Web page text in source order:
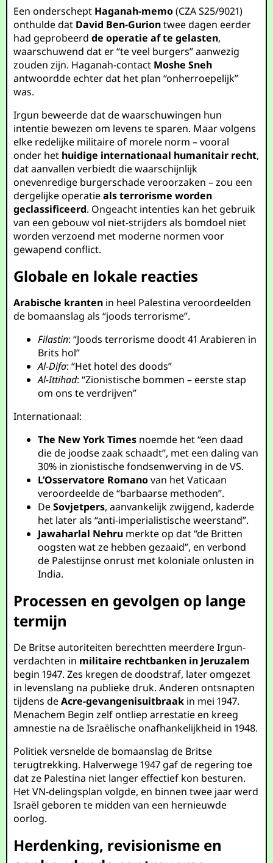
Een onderschept Haganah-memo(CZA S25/9021)
onthulde dat David Ben-Guriontwee dagen eerder
had geprobeerdde operatie af te gelasten,
waarschuwend dat er “te veel burgers” aanwezig
zouden zijn. Haganah-contact Moshe Sneh
antwoordde echter dat het plan “onherroepelijk”
was.
Irgun beweerde dat de waarschuwingen hun
intentie bewezen om levens te sparen. Maar volgens
elke redelijke militaire of morele norm – vooral
onder het huidige internationaal humanitair recht,
dat aanvallen verbiedt die waarschijnlijk
onevenredige burgerschade veroorzaken – zou een
dergelijke operatieals terrorisme worden
geclassificeerd. Ongeacht intenties kan het gebruik
van een gebouw vol niet-strijders als bomdoel niet
worden verzoend met moderne normen voor
gewapend conflict.
Globale en lokale reacties
Arabische kranten in heel Palestina veroordeelden
de bomaanslag als “joods terrorisme”.
Filastin: “Joods terrorisme doodt 41 Arabieren in
Brits hol”
Al-Difa: “Het hotel des doods”
Al-Ittihad: “Zionistische bommen – eerste stap
om ons te verdrijven”
Internationaal:
The New York Times noemde het “een daad
die de joodse zaak schaadt”, met een daling van
30% in zionistische fondsenwerving in de VS.
L’Osservatore Romanovan het Vaticaan
veroordeelde de “barbaarse methoden”.
DeSovjetpers, aanvankelijk zwijgend, kaderde
het later als “anti-imperialistische weerstand”.
Jawaharlal Nehru merkte op dat “de Britten
oogsten wat ze hebben gezaaid”, en verbond
de Palestijnse onrust met koloniale onlusten in
India.
Processen en gevolgen op lange
termijn
De Britse autoriteiten berechtten meerdere Irgun-
verdachten in militaire rechtbanken in Jeruzalem
begin 1947. Zes kregen de doodstraf, later omgezet
in levenslang na publieke druk. Anderen ontsnapten
tijdens deAcre-gevangenisuitbraak in mei 1947.
Menachem Begin zelf ontliep arrestatie en kreeg
amnestie na de Israëlische onafhankelijkheid in 1948.
Politiek versnelde de bomaanslag de Britse
terugtrekking. Halverwege 1947 gaf de regering toe
dat ze Palestina niet langer effectief kon besturen.
Het VN-delingsplan volgde, en binnen twee jaar werd
Israël geboren te midden van een hernieuwde
oorlog.
Herdenking, revisionisme en